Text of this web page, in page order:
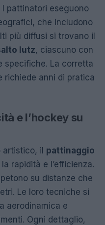
pattinatori eseguono
che includono
più diffusi si trovano il
lutz, ciascuno con
specifiche. La corretta
richiede anni di pratica
e l’hockey su
artistico, il pattinaggio
rapidità e l’efficienza.
su distanze che
Le loro tecniche si
aerodinamica e
Ogni dettaglio,